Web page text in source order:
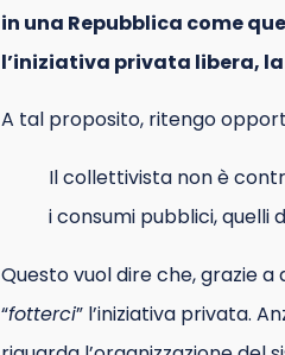
in una Repubblica come
l’iniziativa privata libera,
A tal proposito, ritengo
Il collettivista non è
i consumi pubblici, quelli
Questo vuol dire che, grazie
“fotterci” l’iniziativa privata.